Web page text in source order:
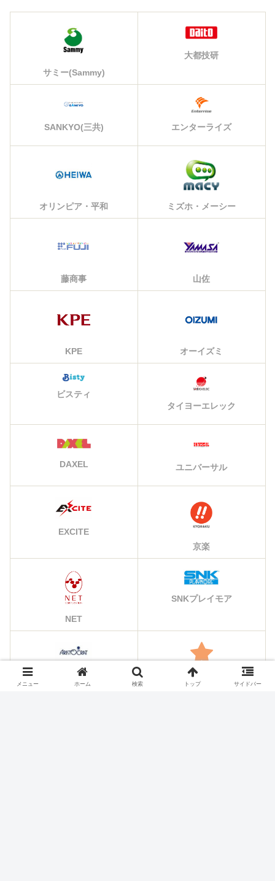
サミー(Sammy)
大都技研
SANKYO(三共) エンターライズ
オリンピア・平和 ミズホ・メーシー
藤商事 山佐
KPE オーイズミ
ビスティ
タイヨーエレック
DAXEL ユニバーサル
EXCITE
京楽
NET
SNKプレイモア
アリストクラート その他のメーカー
メニュー ホーム 検索 トップ サイドバー